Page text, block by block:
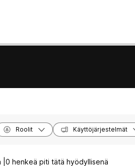
Roolit Käyttöjärjestelmät
0 henkeä piti tätä hyödyllisenä